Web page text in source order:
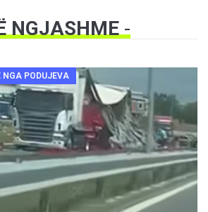
NGJASHME-
NGA PODUJEVA